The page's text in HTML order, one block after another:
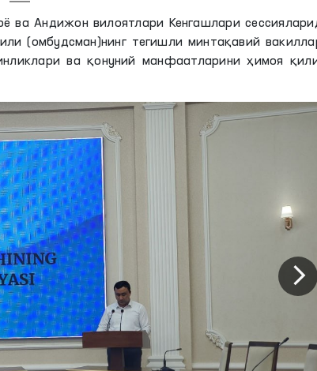
ва Андижон вилоятлари Кенгашлари
(омбудсман)нинг тегишли минтақавий
ва қонуний манфаатларини ҳимоя